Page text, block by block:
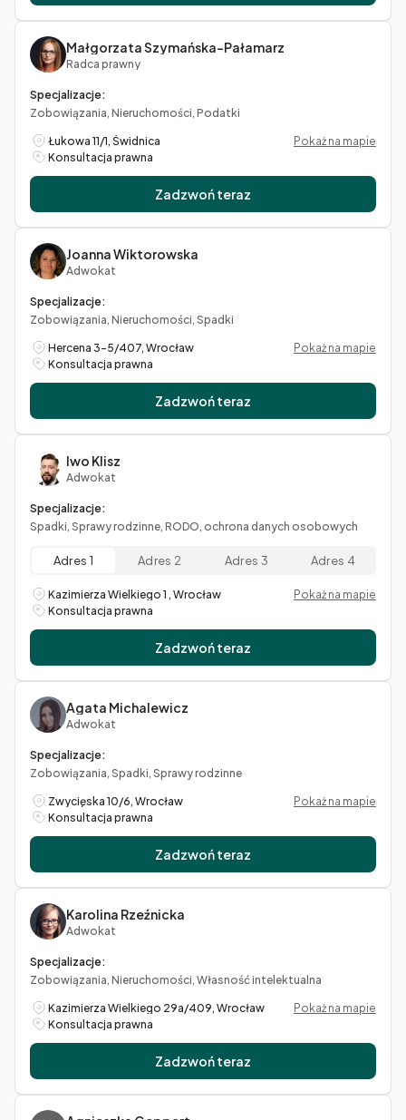
Małgorzata Szymańska-Pałamarz
Radca prawny
Specjalizacje:
Zobowiązania, Nieruchomości, Podatki
Łukowa 11/1, Świdnica
Pokaż na mapie
Konsultacja prawna
Zadzwoń teraz
Joanna Wiktorowska
Adwokat
Specjalizacje:
Zobowiązania, Nieruchomości, Spadki
Hercena 3-5/407, Wrocław
Pokaż na mapie
Konsultacja prawna
Zadzwoń teraz
Iwo Klisz
Adwokat
Specjalizacje:
Spadki, Sprawy rodzinne, RODO, ochrona danych osobowych
Adres 1 Adres 2 Adres 3 Adres 4
Kazimierza Wielkiego 1 , Wrocław
Pokaż na mapie
Konsultacja prawna
Zadzwoń teraz
Agata Michalewicz
Adwokat
Specjalizacje:
Zobowiązania, Spadki, Sprawy rodzinne
Zwycięska 10/6, Wrocław
Pokaż na mapie
Konsultacja prawna
Zadzwoń teraz
Karolina Rzeźnicka
Adwokat
Specjalizacje:
Zobowiązania, Nieruchomości, Własność intelektualna
Kazimierza Wielkiego 29a/409, Wrocław
Pokaż na mapie
Konsultacja prawna
Zadzwoń teraz